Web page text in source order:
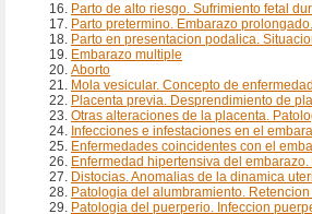
Parto de alto riesgo. Sufrimiento fetal
Parto pretermino. Embarazo
Parto en presentacion podalica.
Embarazo multiple
Aborto
Mola vesicular. Concepto de
Placenta previa. Desprendimiento de
Otras alteraciones de la placenta.
Infecciones e infestaciones en el
Enfermedades coincidentes con el
Enfermedad hipertensiva del
Distocias. Anomalias de la dinamica
Patologia del alumbramiento.
Patologia del puerperio. Infeccion